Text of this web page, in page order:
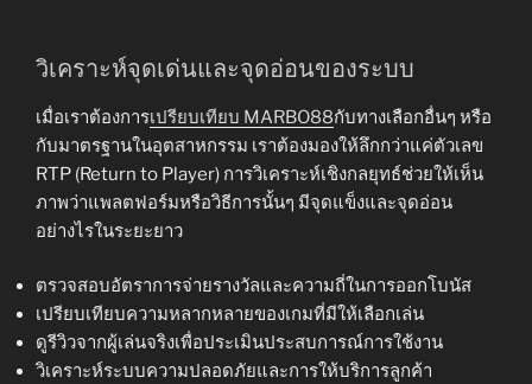
วิเคราะห์จุดเด่นและจุดอ่อนของระบบ
เมื่อเราต้องการเปรียบเทียบ MARBO88กับทางเลือกอื่นๆ หรือ
กับมาตรฐานในอุตสาหกรรม เราต้องมองให้ลึกกว่าแค่ตัวเลข
RTP (Return to Player) การวิเคราะห์เชิงกลยุทธ์ช่วยให้เห็น
ภาพว่าแพลตฟอร์มหรือวิธีการนั้นๆ มีจุดแข็งและจุดอ่อน
อย่างไรในระยะยาว
ตรวจสอบอัตราการจ่ายรางวัลและความถี่ในการออกโบนัส
เปรียบเทียบความหลากหลายของเกมที่มีให้เลือกเล่น
ดูรีวิวจากผู้เล่นจริงเพื่อประเมินประสบการณ์การใช้งาน
วิเคราะห์ระบบความปลอดภัยและการให้บริการลูกค้า